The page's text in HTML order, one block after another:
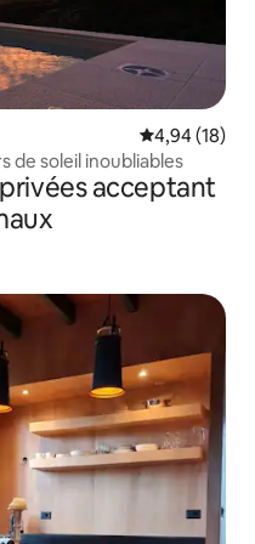
Évaluation
4,94 (18)
de soleil inoubliables
acceptant